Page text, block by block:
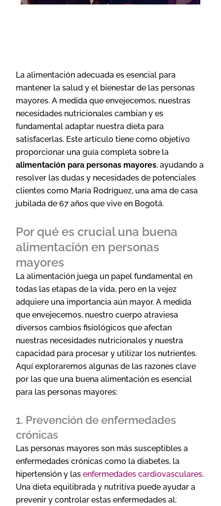
La alimentación adecuada es esencial para
mantener la salud y el bienestar de las personas
mayores. A medida que envejecemos, nuestras
necesidades nutricionales cambian y es
fundamental adaptar nuestra dieta para
satisfacerlas. Este artículo tiene como objetivo
proporcionar una guía completa sobre la
alimentación para personas mayores, ayudando a
resolver las dudas y necesidades de potenciales
clientes como María Rodríguez, una ama de casa
jubilada de 67 años que vive en Bogotá.
Por qué es crucial una buena
alimentación en personas
mayores
La alimentación juega un papel fundamental en
todas las etapas de la vida, pero en la vejez
adquiere una importancia aún mayor. A medida
que envejecemos, nuestro cuerpo atraviesa
diversos cambios fisiológicos que afectan
nuestras necesidades nutricionales y nuestra
capacidad para procesar y utilizar los nutrientes.
Aquí exploraremos algunas de las razones clave
por las que una buena alimentación es esencial
para las personas mayores:
1. Prevención de enfermedades
crónicas
Las personas mayores son más susceptibles a
enfermedades crónicas como la diabetes, la
hipertensión y lasenfermedades cardiovasculares.
Una dieta equilibrada y nutritiva puede ayudar a
prevenir y controlar estas enfermedades al: